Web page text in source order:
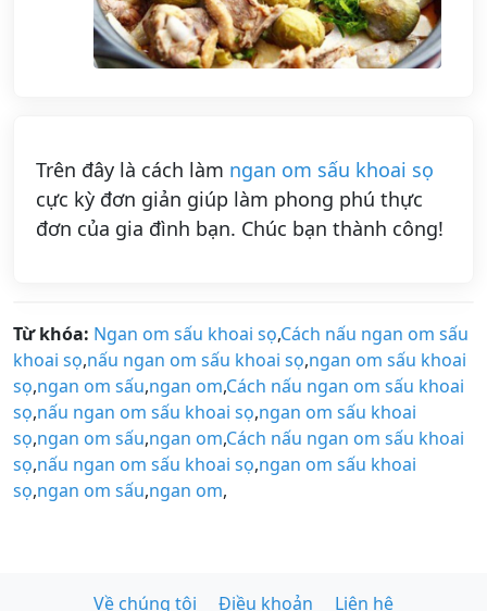
Trên đây là cách làm ngan om sấu khoai sọ
cực kỳ đơn giản giúp làm phong phú thực
đơn của gia đình bạn. Chúc bạn thành công!
Từ khóa: Ngan om sấu khoai sọ,Cách nấu ngan om sấu
khoai sọ,nấu ngan om sấu khoai sọ,ngan om sấu khoai
sọ,ngan om sấu,ngan om,Cách nấu ngan om sấu khoai
sọ,nấu ngan om sấu khoai sọ,ngan om sấu khoai
sọ,ngan om sấu,ngan om,Cách nấu ngan om sấu khoai
sọ,nấu ngan om sấu khoai sọ,ngan om sấu khoai
sọ,ngan om sấu,ngan om,
Về chúng tôi Điều khoản Liên hệ